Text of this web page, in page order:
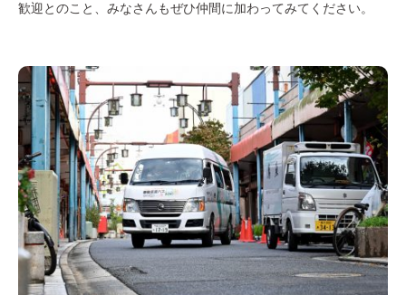
歓迎とのこと、みなさんもぜひ仲間に加わってみてください。